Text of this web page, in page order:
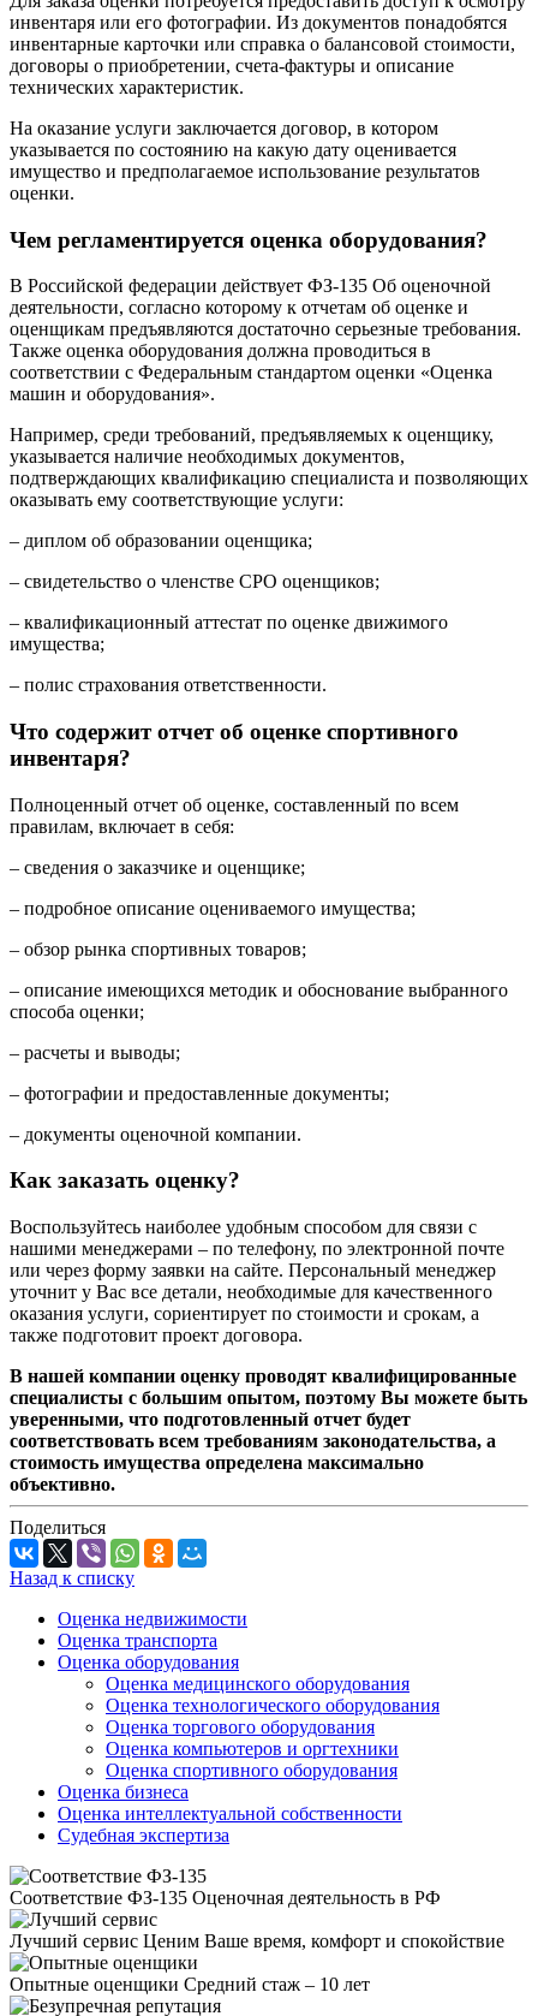
инвентаря или его фотографии. Из документов понадобятся
инвентарные карточки или справка о балансовой стоимости,
договоры о приобретении, счета-фактуры и описание
технических характеристик.
На оказание услуги заключается договор, в котором
указывается по состоянию на какую дату оценивается
имущество и предполагаемое использование результатов
оценки.
Чем регламентируется оценка оборудования?
В Российской федерации действует ФЗ-135 Об оценочной
деятельности, согласно которому к отчетам об оценке и
оценщикам предъявляются достаточно серьезные требования.
Также оценка оборудования должна проводиться в
соответствии с Федеральным стандартом оценки «Оценка
машин и оборудования».
Например, среди требований, предъявляемых к оценщику,
указывается наличие необходимых документов,
подтверждающих квалификацию специалиста и позволяющих
оказывать ему соответствующие услуги:
– диплом об образовании оценщика;
– свидетельство о членстве СРО оценщиков;
– квалификационный аттестат по оценке движимого
имущества;
– полис страхования ответственности.
Что содержит отчет об оценке спортивного
инвентаря?
Полноценный отчет об оценке, составленный по всем
правилам, включает в себя:
– сведения о заказчике и оценщике;
– подробное описание оцениваемого имущества;
– обзор рынка спортивных товаров;
– описание имеющихся методик и обоснование выбранного
способа оценки;
– расчеты и выводы;
– фотографии и предоставленные документы;
– документы оценочной компании.
Как заказать оценку?
Воспользуйтесь наиболее удобным способом для связи с
нашими менеджерами – по телефону, по электронной почте
или через форму заявки на сайте. Персональный менеджер
уточнит у Вас все детали, необходимые для качественного
оказания услуги, сориентирует по стоимости и срокам, а
также подготовит проект договора.
В нашей компании оценку проводят квалифицированные
специалисты с большим опытом, поэтому Вы можете быть
уверенными, что подготовленный отчет будет
соответствовать всем требованиям законодательства, а
стоимость имущества определена максимально
объективно.
Поделиться
Назад к списку
Оценка недвижимости
Оценка транспорта
Оценка оборудования
Оценка медицинского оборудования
Оценка технологического оборудования
Оценка торгового оборудования
Оценка компьютеров и оргтехники
Оценка спортивного оборудования
Оценка бизнеса
Оценка интеллектуальной собственности
Судебная экспертиза
Соответствие ФЗ-135 Оценочная деятельность в РФ
Лучший сервис Ценим Ваше время, комфорт и спокойствие
Опытные оценщики Средний стаж – 10 лет